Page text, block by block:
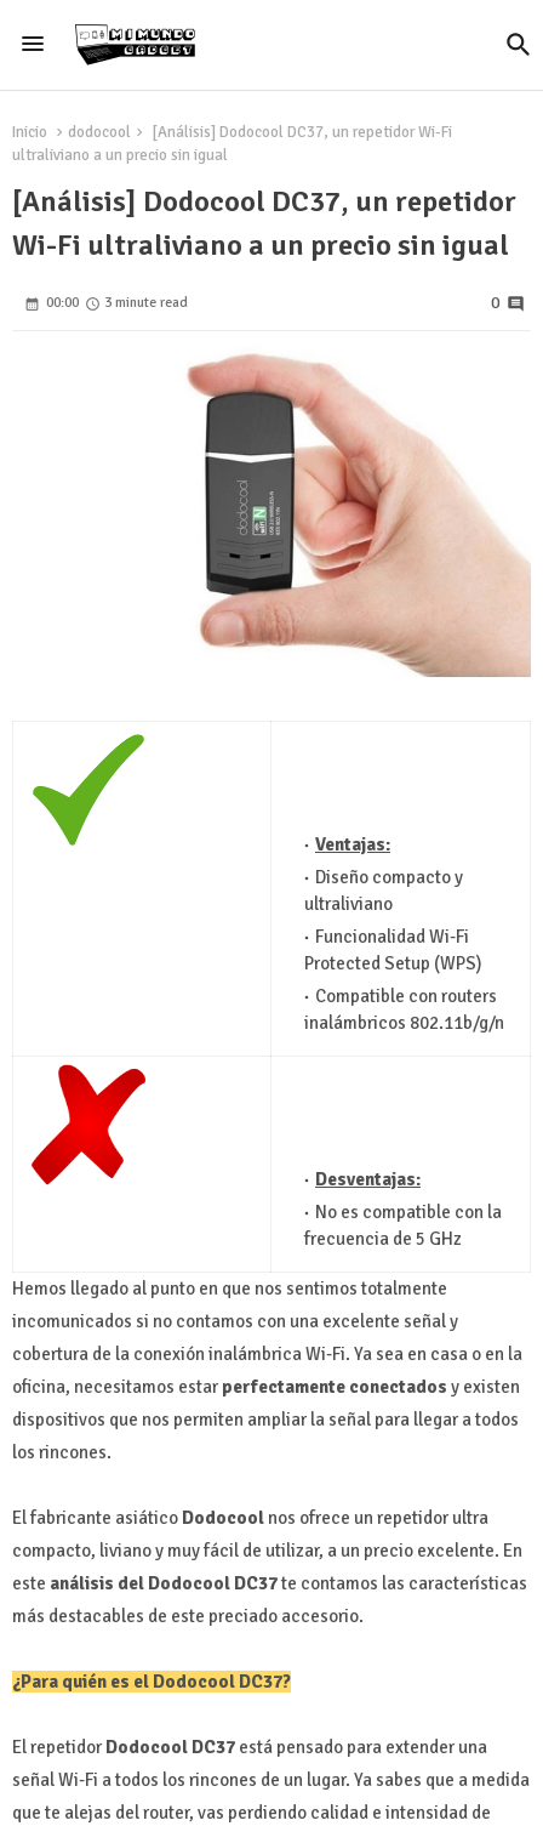
Inicio dodocool
[Análisis] Dodocool DC37, un repetidor Wi-Fi
ultraliviano a un precio sin igual
[Análisis] Dodocool DC37, un repetidor
Wi-Fi ultraliviano a un precio sin igual
00:00 3 minute read 0
Ventajas:
Diseño compacto y
ultraliviano
Funcionalidad Wi-Fi
Protected Setup (WPS)
Compatible con routers
inalámbricos 802.11b/g/n
Desventajas:
No es compatible con la
frecuencia de 5 GHz
Hemos llegado al punto en que nos sentimos totalmente
incomunicados si no contamos con una excelente señal y
cobertura de la conexión inalámbrica Wi-Fi. Ya sea en casa o en la
oficina, necesitamos estar perfectamente conectados y existen
dispositivos que nos permiten ampliar la señal para llegar a todos
los rincones.
El fabricante asiático Dodocool nos ofrece un repetidor ultra
compacto, liviano y muy fácil de utilizar, a un precio excelente. En
este análisis del Dodocool DC37te contamos las características
más destacables de este preciado accesorio.
¿Para quién es el Dodocool DC37?
El repetidor Dodocool DC37 está pensado para extender una
señal Wi-Fi a todos los rincones de un lugar. Ya sabes que a medida
que te alejas del router, vas perdiendo calidad e intensidad de